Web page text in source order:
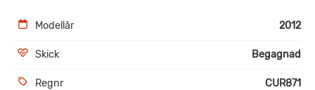
Modellår 2012
Skick Begagnad
Regnr CUR871